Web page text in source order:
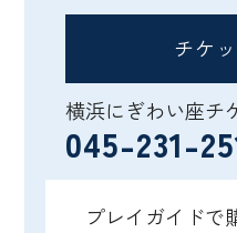
チケ
横浜にぎわい座チ
045-231-
プレイガイドで